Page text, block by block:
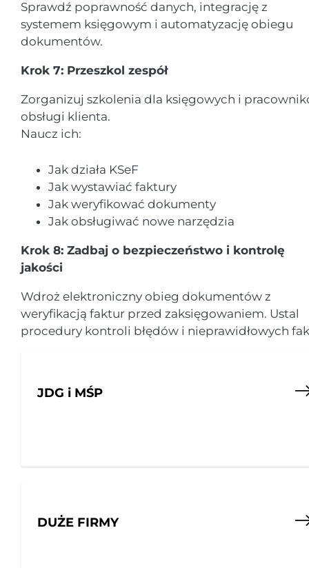
Sprawdź poprawność danych, integrację z
systemem księgowym i automatyzację obiegu
dokumentów.
Krok 7: Przeszkol zespół
Zorganizuj szkolenia dla księgowych i
obsługi klienta.
Naucz ich:
Jak działa KSeF
Jak wystawiać faktury
Jak weryfikować dokumenty
Jak obsługiwać nowe narzędzia
Krok 8: Zadbaj o bezpieczeństwo i kontrolę
jakości
Wdroż elektroniczny obieg dokumentów z
weryfikacją faktur przed zaksięgowaniem. Ustal
procedury kontroli błędów i nieprawidłowych
JDG i MŚP
DUŻE FIRMY